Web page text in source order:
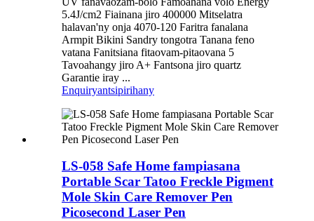
5.4J/cm2 Fiainana jiro 400000 Mitselatra
halavan'ny onja 4070-120 Faritra fanalana
Armpit Bikini Sandry tongotra Tanana feno
vatana Fanitsiana fitaovam-pitaovana 5
Tavoahangy jiro A+ Fantsona jiro quartz
Garantie iray ...
Enquiryantsipirihany
LS-058 Safe Home fampiasana
Portable Scar Tatoo Freckle Pigment
Mole Skin Care Remover Pen
Picosecond Laser Pen